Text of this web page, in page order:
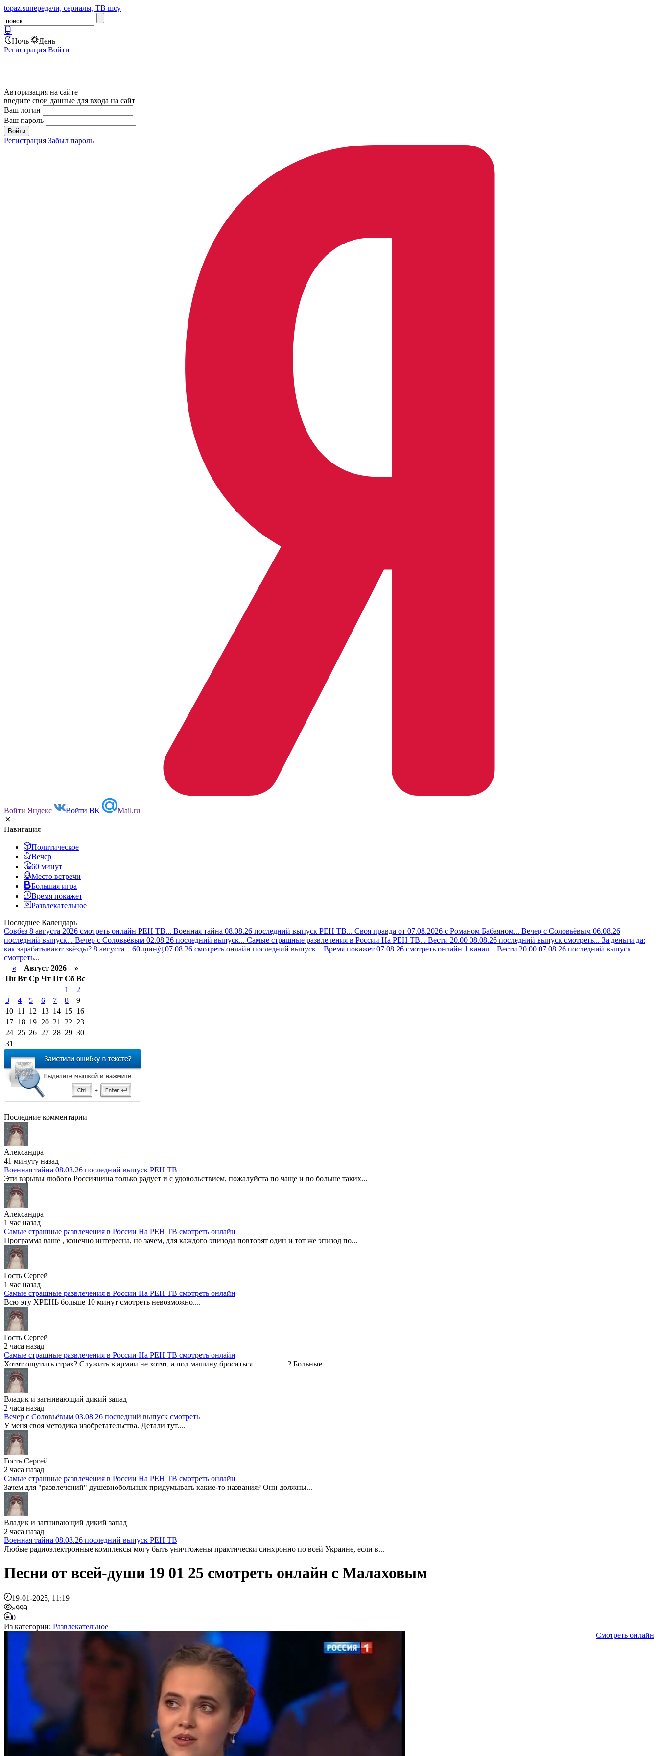
topaz.suпередачи, сериалы, ТВ шоу
Ночь
День
Регистрация Войти
Авторизация на сайте
введите свои данные для входа на сайт
Ваш логин
Ваш пароль
Регистрация Забыл пароль
Войти Яндекс Войти ВК Mail.ru
Навигация
Политическое
Вечер
60 минут
Место встречи
Большая игра
Время покажет
Развлекательное
Последнее Календарь
Совбез 8 августа 2026 смотреть онлайн РЕН ТВ... Военная тайна 08.08.26 последний выпуск РЕН ТВ... Своя правда от 07.08.2026 с Романом Бабаяном... Вечер с Соловьёвым 06.08.26
последний выпуск... Вечер с Соловьёвым 02.08.26 последний выпуск... Самые страшные развлечения в России На РЕН ТВ... Вести 20.00 08.08.26 последний выпуск смотреть... За деньги да:
как зарабатывают звёзды? 8 августа... 60-ṃинẏƫ 07.08.26 смотреть онлайн последний выпуск... Время покажет 07.08.26 смотреть онлайн 1 канал... Вести 20.00 07.08.26 последний выпуск
смотреть...
« Август 2026 »
Пн Вт Ср Чт Пт Сб Вс
1
2
3
4 5 6 7 8
9
10 11 12 13 14 15 16
17 18 19 20 21 22 23
24 25 26 27 28 29 30
31
Последние комментарии
Александра
41 минуту назад
Военная тайна 08.08.26 последний выпуск РЕН ТВ
Эти взрывы любого Россиянина только радует и с удовольствием, пожалуйста по чаще и по больше таких...
Александра
1 час назад
Самые страшные развлечения в России На РЕН ТВ смотреть онлайн
Программа ваше , конечно интересна, но зачем, для каждого эпизода повторят один и тот же эпизод по...
Гость Сергей
1 час назад
Самые страшные развлечения в России На РЕН ТВ смотреть онлайн
Всю эту ХРЕНЬ больше 10 минут смотреть невозможно....
Гость Сергей
2 часа назад
Самые страшные развлечения в России На РЕН ТВ смотреть онлайн
Хотят ощутить страх? Служить в армии не хотят, а под машину броситься..................? Больные...
Владик и загнивающий дикий запад
2 часа назад
Вечер с Соловьёвым 03.08.26 последний выпуск смотреть
У меня своя методика изобретательства. Детали тут....
Гость Сергей
2 часа назад
Самые страшные развлечения в России На РЕН ТВ смотреть онлайн
Зачем для "развлечений" душевнобольных придумывать какие-то названия? Они должны...
Владик и загнивающий дикий запад
2 часа назад
Военная тайна 08.08.26 последний выпуск РЕН ТВ
Любые радиоэлектронные комплексы могу быть уничтожены практически синхронно по всей Украине, если в...
Песни от всей-души 19 01 25 смотреть онлайн с Малаховым
19-01-2025, 11:19
»999
0
Из категории: Развлекательное
Смотреть онлайн